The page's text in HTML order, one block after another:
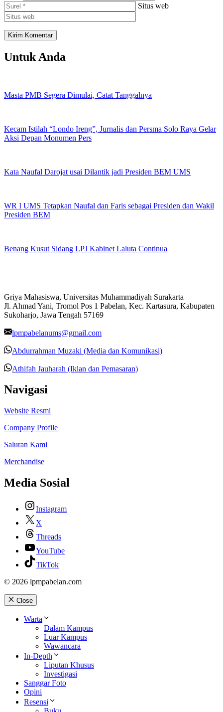
Situs web
Untuk Anda
Masta PMB Segera Dimulai, Catat Tanggalnya
Kecam Istilah “Londo Ireng”, Jurnalis dan Persma Solo Raya Gelar
Aksi Depan Monumen Pers
Kata Naufal Darojat usai Dilantik jadi Presiden BEM UMS
WR I UMS Tetapkan Naufal dan Faris sebagai Presiden dan Wakil
Presiden BEM
Benang Kusut Sidang LPJ Kabinet Laluta Continua
Griya Mahasiswa, Universitas Muhammadiyah Surakarta
Jl. Ahmad Yani, Tromol Pos 1 Pabelan, Kec. Kartasura, Kabupaten
Sukoharjo, Jawa Tengah 57169
lpmpabelanums@gmail.com
Abdurrahman Muzaki (Media dan Komunikasi)
Athifah Jauharah (Iklan dan Pemasaran)
Navigasi
Website Resmi
Company Profile
Saluran Kami
Merchandise
Media Sosial
Instagram
X
Threads
YouTube
TikTok
© 2026 lpmpabelan.com
Close
Warta
Dalam Kampus
Luar Kampus
Wawancara
In-Depth
Liputan Khusus
Investigasi
Sanggar Foto
Opini
Resensi